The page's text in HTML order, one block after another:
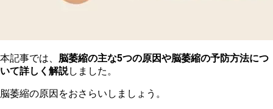
本記事では、 脳萎縮の主な5つの原因や脳萎縮の予防方法につ
いて詳しく解説しました。
脳萎縮の原因をおさらいしましょう。